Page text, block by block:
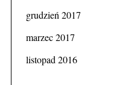
grudzień 2017
marzec 2017
listopad 2016